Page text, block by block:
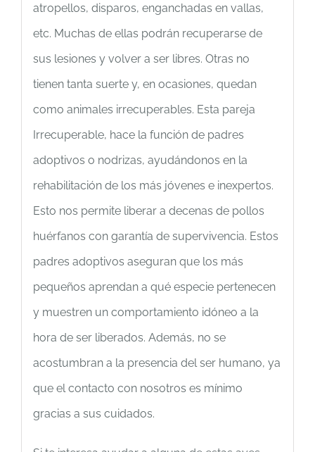
atropellos, disparos, enganchadas en vallas,
etc. Muchas de ellas podrán recuperarse de
sus lesiones y volver a ser libres. Otras no
tienen tanta suerte y, en ocasiones, quedan
como animales irrecuperables. Esta pareja
Irrecuperable, hace la función de padres
adoptivos o nodrizas, ayudándonos en la
rehabilitación de los más jóvenes e inexpertos.
Esto nos permite liberar a decenas de pollos
huérfanos con garantía de supervivencia. Estos
padres adoptivos aseguran que los más
pequeños aprendan a qué especie pertenecen
y muestren un comportamiento idóneo a la
hora de ser liberados. Además, no se
acostumbran a la presencia del ser humano, ya
que el contacto con nosotros es mínimo
gracias a sus cuidados.